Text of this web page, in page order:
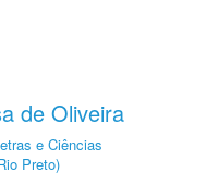
de Oliveira
e Ciências
Preto)